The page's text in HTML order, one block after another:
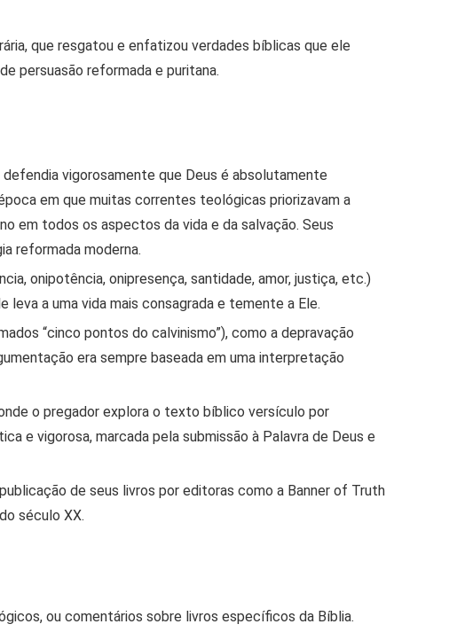
, que resgatou e enfatizou verdades bíblicas que ele
persuasão reformada e puritana.
vigorosamente que Deus é absolutamente
em que muitas correntes teológicas priorizavam a
em todos os aspectos da vida e da salvação. Seus
reformada moderna.
onipotência, onipresença, santidade, amor, justiça, etc.)
a uma vida mais consagrada e temente a Ele.
“cinco pontos do calvinismo”), como a depravação
era sempre baseada em uma interpretação
o pregador explora o texto bíblico versículo por
e vigorosa, marcada pela submissão à Palavra de Deus e
de seus livros por editoras como a Banner of Truth
século XX.
ou comentários sobre livros específicos da Bíblia.